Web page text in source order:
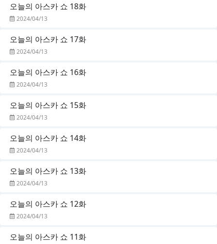
오늘의 아스카 쇼 18화
2024/04/13
오늘의 아스카 쇼 17화
2024/04/13
오늘의 아스카 쇼 16화
2024/04/13
오늘의 아스카 쇼 15화
2024/04/13
오늘의 아스카 쇼 14화
2024/04/13
오늘의 아스카 쇼 13화
2024/04/13
오늘의 아스카 쇼 12화
2024/04/13
오늘의 아스카 쇼 11화